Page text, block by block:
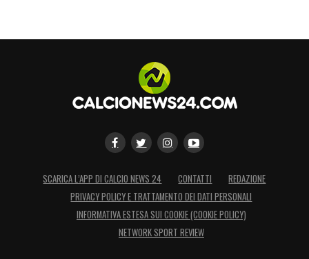
SCARICA L’APP DI CALCIO NEWS 24 CONTATTI
REDAZIONE
PRIVACY POLICY E TRATTAMENTO DEI DATI PERSONALI
INFORMATIVA ESTESA SUI COOKIE (COOKIE POLICY)
NETWORK SPORT REVIEW